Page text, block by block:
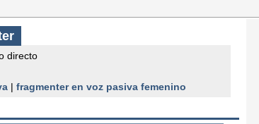
directo
| fragmenter en voz pasiva femenino